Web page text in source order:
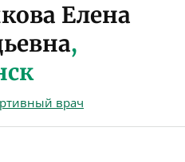
Елена
,
врач